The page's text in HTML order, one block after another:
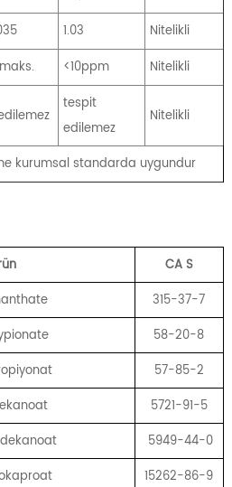
1.03
Nitelikli
<10ppm
Nitelikli
tespit
edilemez
Nitelikli
kurumsal standarda uygundur
CAS
315-37-7
58-20-8
57-85-2
5721-91-5
5949-44-0
15262-86-9